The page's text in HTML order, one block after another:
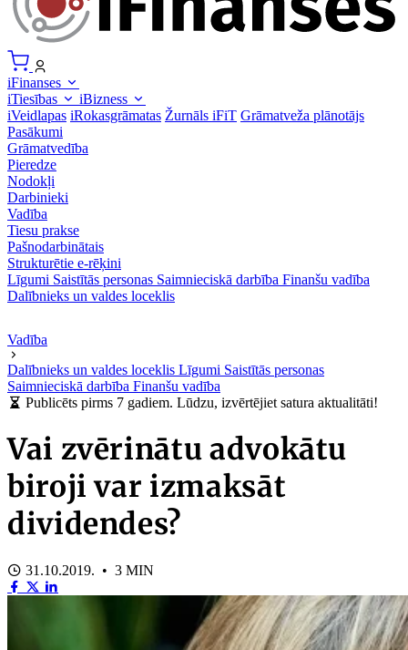
iFinanses
iTiesības
iBizness
iVeidlapas iRokasgrāmatas Žurnāls iFiT Grāmatveža plānotājs
Pasākumi
Grāmatvedība
Pieredze
Nodokļi
Darbinieki
Vadība
Tiesu prakse
Pašnodarbinātais
Strukturētie e-rēķini
Līgumi Saistītās personas Saimnieciskā darbība Finanšu vadība
Dalībnieks un valdes loceklis
Vadība
Dalībnieks un valdes loceklis Līgumi Saistītās personas
Saimnieciskā darbība Finanšu vadība
Publicēts pirms 7 gadiem. Lūdzu, izvērtējiet satura aktualitāti!
Vai zvērinātu advokātu
biroji var izmaksāt
dividendes?
31.10.2019. • 3 MIN